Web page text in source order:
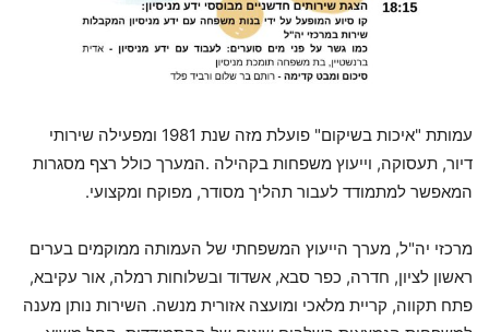
עמותת "איכות בשיקום" פועלת מזה שנת 1981 ומפעילה שירותי
דיור, תעסוקה, וייעוץ משפחות בקהילה .המערך כולל רצף מסגרות
המאפשר למתמודד לעבור תהליך מסודר, מפוקח ומקצועי.
מרכזי יה"ל, מערך הייעוץ המשפחתי של העמותה ממוקמים בערים
ראשון לציון, חדרה, כפר סבא, אשדוד ובשלוחות רמלה, אור עקיבא,
פתח תקווה, קריית מלאכי ומועצה אזורית מנשה. השירות נותן מענה